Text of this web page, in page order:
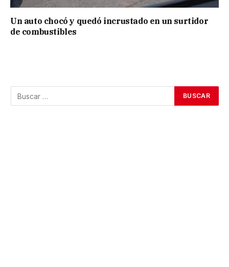
Un auto chocó y quedó incrustado en un surtidor
de combustibles